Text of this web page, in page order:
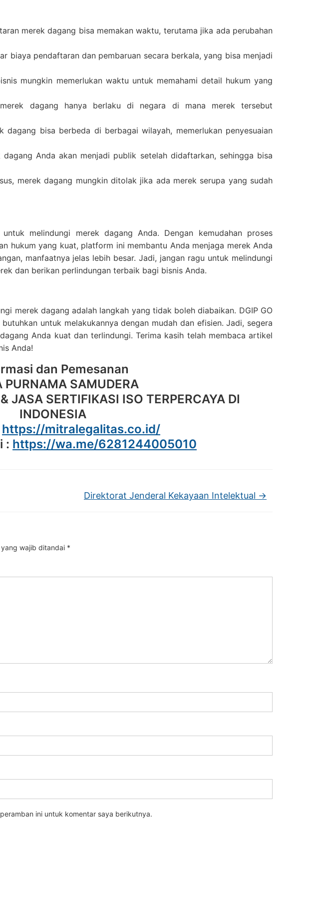
merek dagang bisa memakan waktu, terutama jika ada perubahan
biaya pendaftaran dan pembaruan secara berkala, yang bisa menjadi
mungkin memerlukan waktu untuk memahami detail hukum yang
merek dagang hanya berlaku di negara di mana merek tersebut
dagang bisa berbeda di berbagai wilayah, memerlukan penyesuaian
dagang Anda akan menjadi publik setelah didaftarkan, sehingga bisa
merek dagang mungkin ditolak jika ada merek serupa yang sudah
melindungi merek dagang Anda. Dengan kemudahan proses
hukum yang kuat, platform ini membantu Anda menjaga merek Anda
manfaatnya jelas lebih besar. Jadi, jangan ragu untuk melindungi
dan berikan perlindungan terbaik bagi bisnis Anda.
merek dagang adalah langkah yang tidak boleh diabaikan. DGIP GO
untuk melakukannya dengan mudah dan efisien. Jadi, segera
Anda kuat dan terlindungi. Terima kasih telah membaca artikel
Anda!
dan Pemesanan
PURNAMA SAMUDERA
JASA SERTIFIKASI ISO TERPERCAYA DI
INDONESIA
https://mitralegalitas.co.id/
: https://wa.me/6281244005010
Direktorat Jenderal Kekayaan Intelektual →
yang wajib ditandai *
ini untuk komentar saya berikutnya.